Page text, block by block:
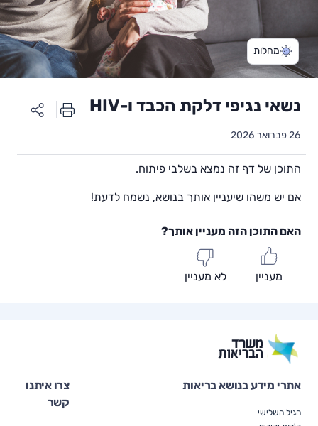
מחלות
נשאי נגיפי דלקת הכבד ו-HIV
26 פברואר 2026
התוכן של דף זה נמצא בשלבי פיתוח.
אם יש משהו שיעניין אותך בנושא, נשמח לדעת!
האם התוכן הזה מעניין אותך?
מעניין לא מעניין
אתרי מידע בנושא בריאות
הגיל השלישי
צרו איתנו
קשר